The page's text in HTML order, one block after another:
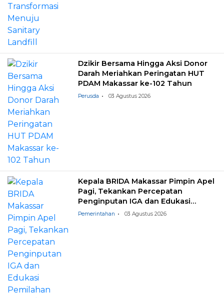
Dzikir Bersama Hingga Aksi Donor
Darah Meriahkan Peringatan HUT
PDAM Makassar ke-102 Tahun
Perusda 03 Agustus 2026
Kepala BRIDA Makassar Pimpin Apel
Pagi, Tekankan Percepatan
Penginputan IGA dan Edukasi
Pemilahan Sampah
Pemerintahan 03 Agustus 2026